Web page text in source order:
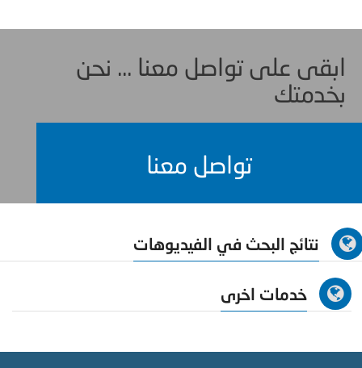
ابقى على تواصل معنا ... نحن
بخدمتك
تواصل معنا
نتائج البحث في الفيديوهات
خدمات اخرى